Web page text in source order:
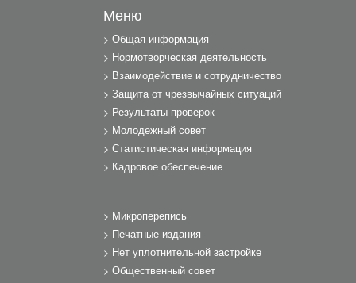
Меню
Общая информация
Нормотворческая деятельность
Взаимодействие и сотрудничество
Защита от чрезвычайных ситуаций
Результаты проверок
Молодежный совет
Статистическая информация
Кадровое обеспечение
Микроперепись
Печатные издания
Нет уплотнительной застройке
Общественный совет